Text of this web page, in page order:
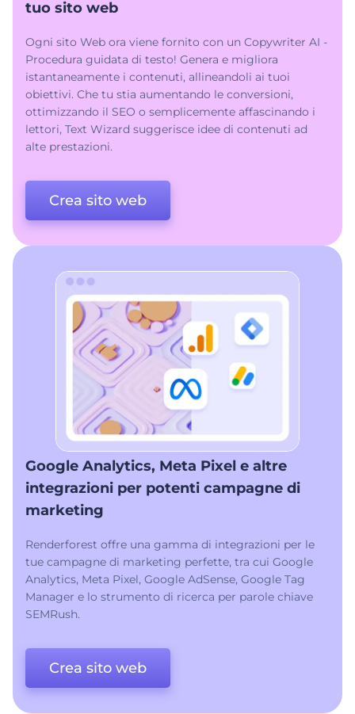
tuo sito web
Ogni sito Web ora viene fornito con un Copywriter AI -
Procedura guidata di testo! Genera e migliora
istantaneamente i contenuti, allineandoli ai tuoi
obiettivi. Che tu stia aumentando le conversioni,
ottimizzando il SEO o semplicemente affascinando i
lettori, Text Wizard suggerisce idee di contenuti ad
alte prestazioni.
Crea sito web
Google Analytics, Meta Pixel e altre
integrazioni per potenti campagne di
marketing
Renderforest offre una gamma di integrazioni per le
tue campagne di marketing perfette, tra cui Google
Analytics, Meta Pixel, Google AdSense, Google Tag
Manager e lo strumento di ricerca per parole chiave
SEMRush.
Crea sito web